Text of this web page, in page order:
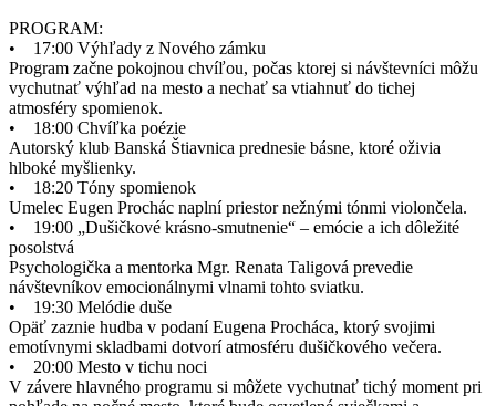
PROGRAM:
• 17:00 Výhľady z Nového zámku
Program začne pokojnou chvíľou, počas ktorej si návštevníci môžu
vychutnať výhľad na mesto a nechať sa vtiahnuť do tichej
atmosféry spomienok.
• 18:00 Chvíľka poézie
Autorský klub Banská Štiavnica prednesie básne, ktoré oživia
hlboké myšlienky.
• 18:20 Tóny spomienok
Umelec Eugen Prochác naplní priestor nežnými tónmi violončela.
• 19:00 „Dušičkové krásno-smutnenie“ – emócie a ich dôležité
posolstvá
Psychologička a mentorka Mgr. Renata Taligová prevedie
návštevníkov emocionálnymi vlnami tohto sviatku.
• 19:30 Melódie duše
Opäť zaznie hudba v podaní Eugena Procháca, ktorý svojimi
emotívnymi skladbami dotvorí atmosféru dušičkového večera.
• 20:00 Mesto v tichu noci
V závere hlavného programu si môžete vychutnať tichý moment pri